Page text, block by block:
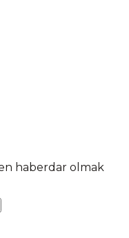
haberdar olmak